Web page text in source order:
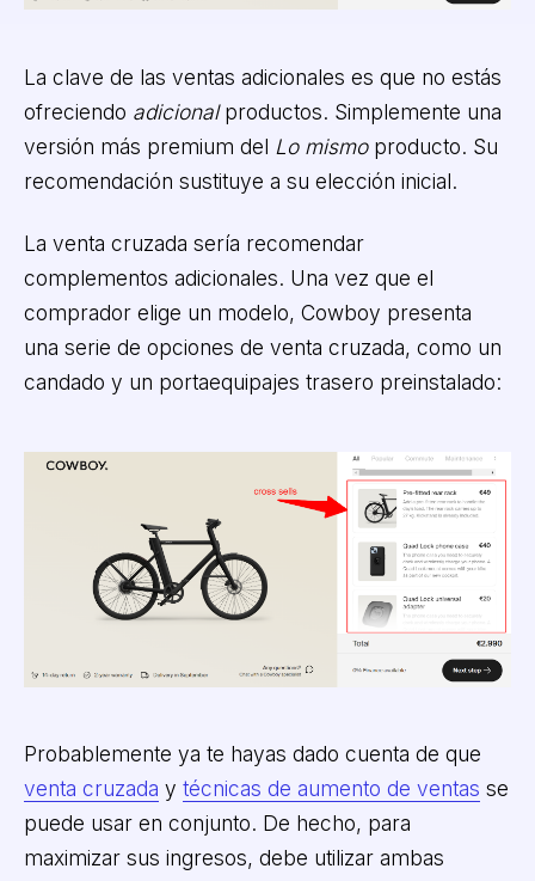
La clave de las ventas adicionales es que no estás
ofreciendo adicionalproductos. Simplemente una
versión más premium del Lo mismo producto. Su
recomendación sustituye a su elección inicial.
La venta cruzada sería recomendar
complementos adicionales. Una vez que el
comprador elige un modelo, Cowboy presenta
una serie de opciones de venta cruzada, como un
candado y un portaequipajes trasero preinstalado:
Probablemente ya te hayas dado cuenta de que
venta cruzada y técnicas de aumento de ventas se
puede usar en conjunto. De hecho, para
maximizar sus ingresos, debe utilizar ambas